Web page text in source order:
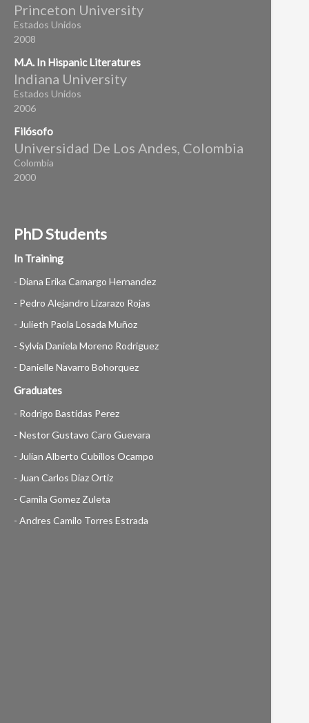
Princeton University
Estados Unidos
2008
M.A. In Hispanic Literatures
Indiana University
Estados Unidos
2006
Filósofo
Universidad De Los Andes, Colombia
Colombia
2000
PhD Students
In Training
- Diana Erika Camargo Hernandez
- Pedro Alejandro Lizarazo Rojas
- Julieth Paola Losada Muñoz
- Sylvia Daniela Moreno Rodriguez
- Danielle Navarro Bohorquez
Graduates
- Rodrigo Bastidas Perez
- Nestor Gustavo Caro Guevara
- Julian Alberto Cubillos Ocampo
- Juan Carlos Diaz Ortiz
- Camila Gomez Zuleta
- Andres Camilo Torres Estrada